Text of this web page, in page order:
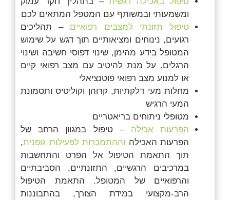
ומשמעותי ובמשותף עם המטפל המתאים לכם
טיפול תזונתי למצבים רפואיים – תהליכים
רגועים, נינוחים ומציאותיים תוך דגש על שימוש
המטופל בידע מהימן, שינוי דפוסי חשיבה ושינוי
הרגלים. על מנת להיטיב עם מצב רפואי קיים
או למנוע מצב רפואי פוטנציאלי
מחלות מעי דלקתיות, קרוהן וקוליטיס ותסמונת
המעי הרגיש
מטופלי ניתוחים בריאטריים
הפרעות אכילה – טיפול במגוון הרחב של
הפרעות האכילה וההתמכרות לפעילות גופנית,
תוך התאמת הטיפול אל הפרט והתחשבות
במרכיבים הרגשיים, התזונתיים, הסביבתיים
והרפואיים של המטופל. התאמת הטיפול
הרב-מקצועי במידת הצורך, בהתבוננות